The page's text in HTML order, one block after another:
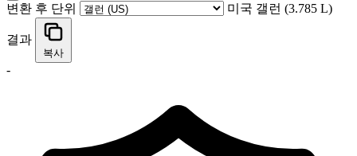
변환 후 단위 미국 갤런 (3.785 L)
결과
복사
-